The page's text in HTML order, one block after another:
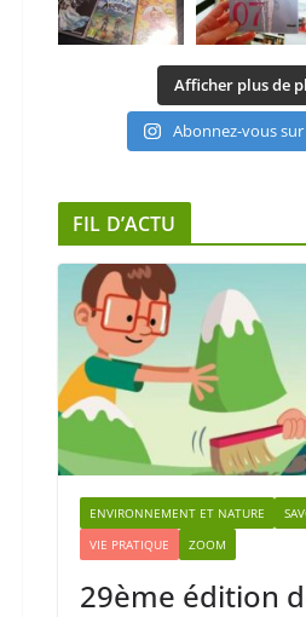
Afficher plus de
Abonnez-vous
FIL D’ACTU
ENVIRONNEMENT ET NATURE
VIE PRATIQUE
ZOOM
29ème édition